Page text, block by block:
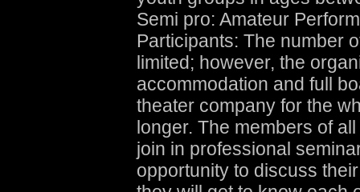
Semi pro: Amateur
Participants: The number
limited; however, the
accommodation and full
theater company for the
longer. The members of
join in professional
opportunity to discuss